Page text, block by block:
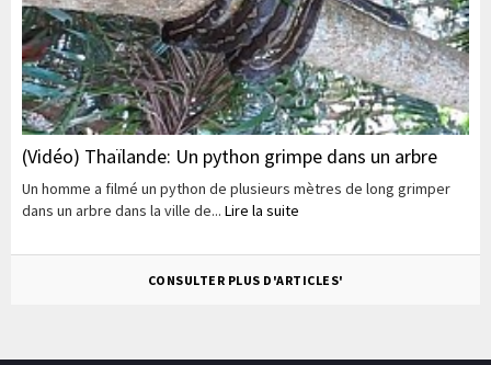
(Vidéo) Thaïlande: Un python grimpe dans un arbre
Un homme a filmé un python de plusieurs mètres de long grimper
dans un arbre dans la ville de... Lire la suite
CONSULTER PLUS D'ARTICLES'